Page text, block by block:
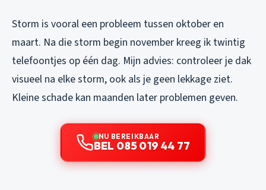
Storm is vooral een probleem tussen oktober en
maart. Na die storm begin november kreeg ik twintig
telefoontjes op één dag. Mijn advies: controleer je dak
visueel na elke storm, ook als je geen lekkage ziet.
Kleine schade kan maanden later problemen geven.
NU BEREIKBAAR
BEL 085 019 44 77